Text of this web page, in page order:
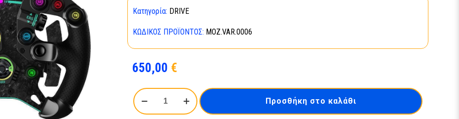
Κατηγορία: DRIVE
ΚΩΔΙΚΌΣ ΠΡΟΪΌΝΤΟΣ: MOZ.VAR.0006
650,00 €
MOZA
SIM
Προσθήκη στο καλάθι